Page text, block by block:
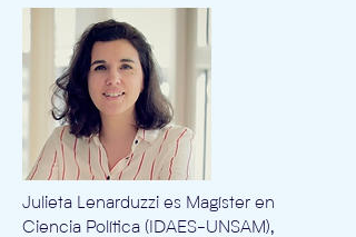
Julieta Lenarduzzi es Magíster en
Ciencia Política (IDAES-UNSAM),